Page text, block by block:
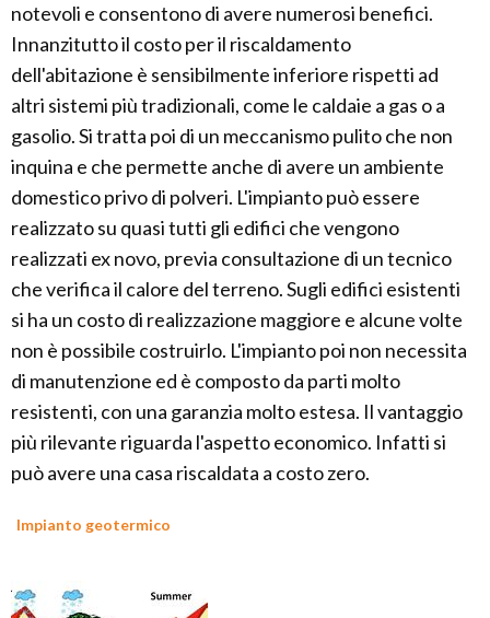
notevoli e consentono di avere numerosi benefici.
Innanzitutto il costo per il riscaldamento
dell'abitazione è sensibilmente inferiore rispetti ad
altri sistemi più tradizionali, come le caldaie a gas o a
gasolio. Si tratta poi di un meccanismo pulito che non
inquina e che permette anche di avere un ambiente
domestico privo di polveri. L'impianto può essere
realizzato su quasi tutti gli edifici che vengono
realizzati ex novo, previa consultazione di un tecnico
che verifica il calore del terreno. Sugli edifici esistenti
si ha un costo di realizzazione maggiore e alcune volte
non è possibile costruirlo. L'impianto poi non necessita
di manutenzione ed è composto da parti molto
resistenti, con una garanzia molto estesa. Il vantaggio
più rilevante riguarda l'aspetto economico. Infatti si
può avere una casa riscaldata a costo zero.
Impianto geotermico